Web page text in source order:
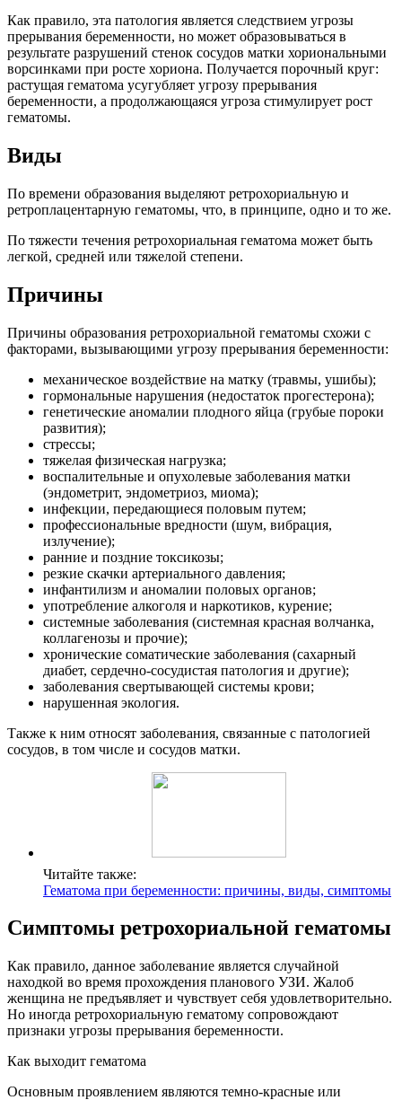
Как правило, эта патология является следствием угрозы
прерывания беременности, но может образовываться в
результате разрушений стенок сосудов матки хориональными
ворсинками при росте хориона. Получается порочный круг:
растущая гематома усугубляет угрозу прерывания
беременности, а продолжающаяся угроза стимулирует рост
гематомы.
Виды
По времени образования выделяют ретрохориальную и
ретроплацентарную гематомы, что, в принципе, одно и то же.
По тяжести течения ретрохориальная гематома может быть
легкой, средней или тяжелой степени.
Причины
Причины образования ретрохориальной гематомы схожи с
факторами, вызывающими угрозу прерывания беременности:
механическое воздействие на матку (травмы, ушибы);
гормональные нарушения (недостаток прогестерона);
генетические аномалии плодного яйца (грубые пороки
развития);
стрессы;
тяжелая физическая нагрузка;
воспалительные и опухолевые заболевания матки
(эндометрит, эндометриоз, миома);
инфекции, передающиеся половым путем;
профессиональные вредности (шум, вибрация,
излучение);
ранние и поздние токсикозы;
резкие скачки артериального давления;
инфантилизм и аномалии половых органов;
употребление алкоголя и наркотиков, курение;
системные заболевания (системная красная волчанка,
коллагенозы и прочие);
хронические соматические заболевания (сахарный
диабет, сердечно-сосудистая патология и другие);
заболевания свертывающей системы крови;
нарушенная экология.
Также к ним относят заболевания, связанные с патологией
сосудов, в том числе и сосудов матки.
Читайте также:
Гематома при беременности: причины, виды, симптомы
Симптомы ретрохориальной гематомы
Как правило, данное заболевание является случайной
находкой во время прохождения планового УЗИ. Жалоб
женщина не предъявляет и чувствует себя удовлетворительно.
Но иногда ретрохориальную гематому сопровождают
признаки угрозы прерывания беременности.
Как выходит гематома
Основным проявлением являются темно-красные или